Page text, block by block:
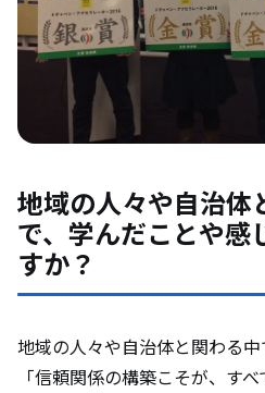
地域の人々や自治体
で、学んだことや感
すか？
地域の人々や自治体と関わる中
「信頼関係の構築こそが、す